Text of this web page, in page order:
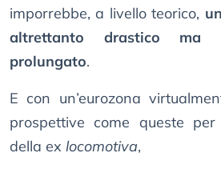
imporrebbe, a livello teorico,
altrettanto drastico ma
prolungato.
E con un’eurozona
prospettive come queste
della ex locomotiva,